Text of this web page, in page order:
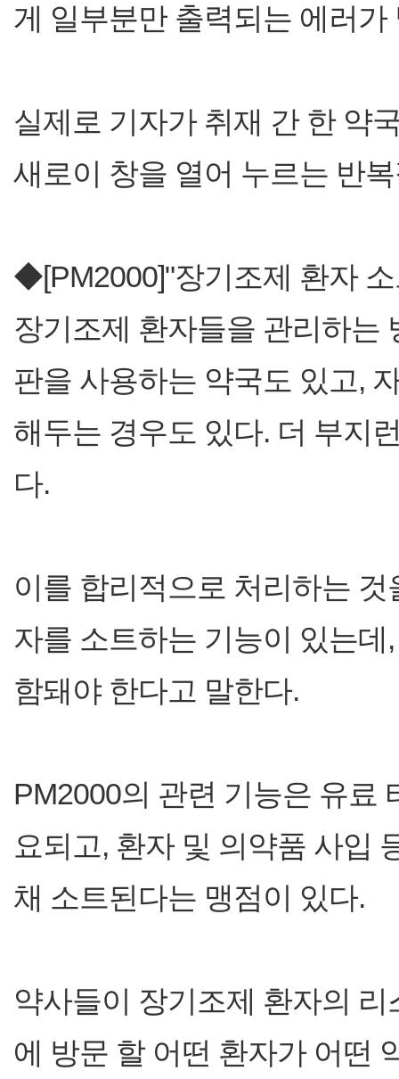
게 일부분만 출력되는 에러가
실제로 기자가 취재 간 한 약
새로이 창을 열어 누르는 반
◆[PM2000]"장기조제 환자
장기조제 환자들을 관리하는
판을 사용하는 약국도 있고,
해두는 경우도 있다. 더 부지
다.
이를 합리적으로 처리하는
자를 소트하는 기능이 있는
함돼야 한다고 말한다.
PM2000의 관련 기능은 유료
요되고, 환자 및 의약품 사입
채 소트된다는 맹점이 있다.
약사들이 장기조제 환자의
에 방문 할 어떤 환자가 어떤